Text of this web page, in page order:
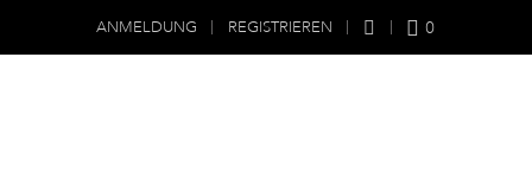
ANMELDUNG REGISTRIEREN 0